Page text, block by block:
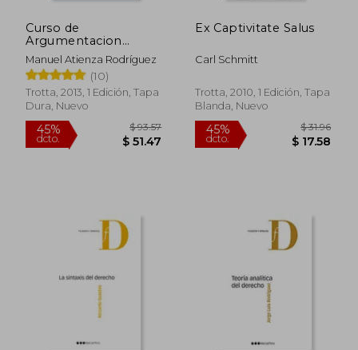
dcto.
45%
dcto.
Curso de
Argumentacion
Juridica
Manuel Atienza Rodríguez
(10)
Trotta, 2013, 1 Edición, Tapa
Dura, Nuevo
Ex Captivitate Salus
Carl Schmitt
Trotta, 2010, 1 Edición, Tapa
Blanda, Nuevo